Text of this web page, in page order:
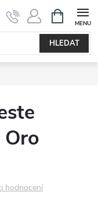
HLEDAT
NÁKUPNÍ
KOŠÍK
hodnocení